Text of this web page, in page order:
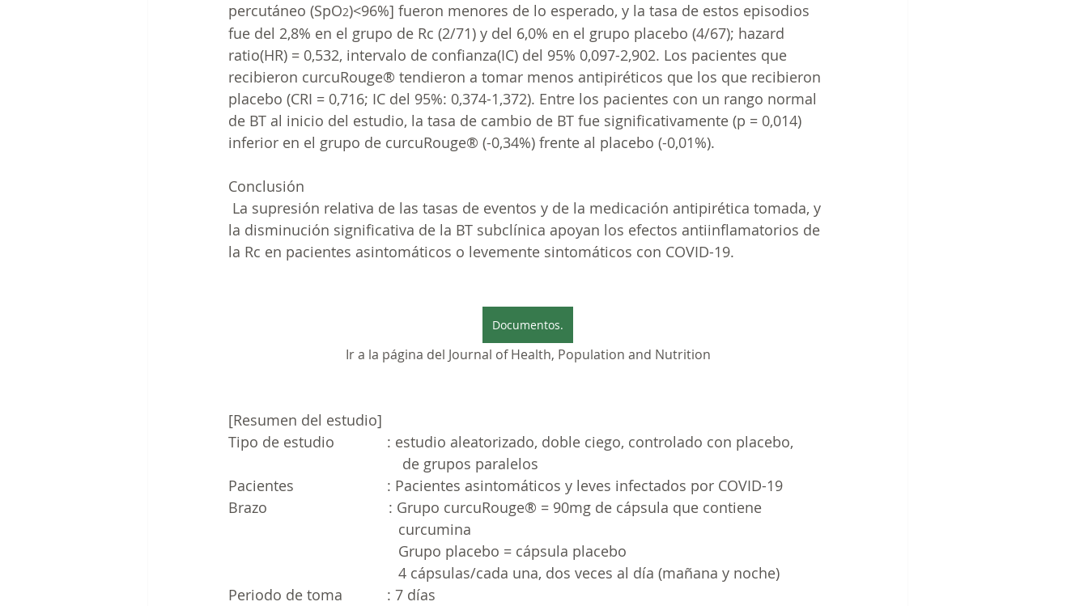
percutáneo (SpO2)<96%] fueron menores de lo esperado, y la tasa de estos episodios
fue del 2,8% en el grupo de Rc (2/71) y del 6,0% en el grupo placebo (4/67); hazard
ratio(HR) = 0,532, intervalo de confianza(IC) del 95% 0,097-2,902. Los pacientes que
recibieron curcuRouge® tendieron a tomar menos antipiréticos que los que recibieron
placebo (CRI = 0,716; IC del 95%: 0,374-1,372). Entre los pacientes con un rango normal
de BT al inicio del estudio, la tasa de cambio de BT fue significativamente (p = 0,014)
inferior en el grupo de curcuRouge® (-0,34%) frente al placebo (-0,01%).
Conclusión
La supresión relativa de las tasas de eventos y de la medicación antipirética tomada, y
la disminución significativa de la BT subclínica apoyan los efectos antiinflamatorios de
la Rc en pacientes asintomáticos o levemente sintomáticos con COVID-19.
Documentos.
Ir a la página del Journal of Health, Population and Nutrition
[Resumen del estudio]
Tipo de estudio             : estudio aleatorizado, doble ciego, controlado con placebo,
de grupos paralelos
Pacientes                       : Pacientes asintomáticos y leves infectados por COVID-19
Brazo                              : Grupo curcuRouge® = 90mg de cápsula que contiene
curcumina
Grupo placebo = cápsula placebo
4 cápsulas/cada una, dos veces al día (mañana y noche)
Periodo de toma           : 7 días